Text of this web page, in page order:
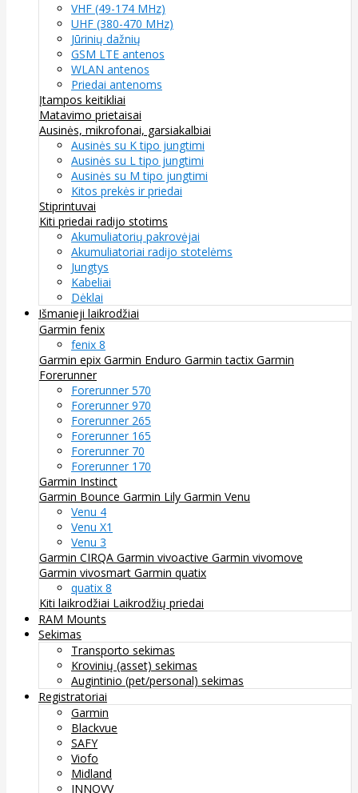
VHF (49-174 MHz)
UHF (380-470 MHz)
Jūrinių dažnių
GSM LTE antenos
WLAN antenos
Priedai antenoms
Įtampos keitikliai
Matavimo prietaisai
Ausinės, mikrofonai, garsiakalbiai
Ausinės su K tipo jungtimi
Ausinės su L tipo jungtimi
Ausinės su M tipo jungtimi
Kitos prekės ir priedai
Stiprintuvai
Kiti priedai radijo stotims
Akumuliatorių pakrovėjai
Akumuliatoriai radijo stotelėms
Jungtys
Kabeliai
Dėklai
Išmanieji laikrodžiai
Garmin fenix
fenix 8
Garmin epix Garmin Enduro Garmin tactix Garmin
Forerunner
Forerunner 570
Forerunner 970
Forerunner 265
Forerunner 165
Forerunner 70
Forerunner 170
Garmin Instinct
Garmin Bounce Garmin Lily Garmin Venu
Venu 4
Venu X1
Venu 3
Garmin CIRQA Garmin vivoactive Garmin vivomove
Garmin vivosmart Garmin quatix
quatix 8
Kiti laikrodžiai Laikrodžių priedai
RAM Mounts
Sekimas
Transporto sekimas
Krovinių (asset) sekimas
Augintinio (pet/personal) sekimas
Registratoriai
Garmin
Blackvue
SAFY
Viofo
Midland
INNOVV